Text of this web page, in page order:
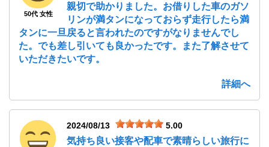
50代 女性
親切で助かりました。お借りした車のガソ
リンが満タンになっておらず走行したら満
タンに一旦戻ると言われたのですがなりませんでし
た。でも差し引いても良かったです。また了解させて
いただきたいです。
詳細へ
2024/08/13 5.00
気持ち良い接客や配車で素晴らしい旅行に